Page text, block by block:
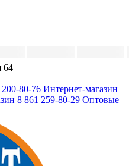
64
80-76 Интернет-магазин
8 861 259-80-29 Оптовые